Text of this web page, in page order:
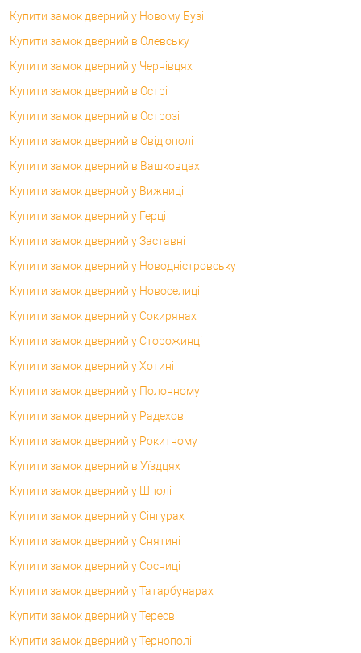
Купити замок дверний у Новому Бузі
Купити замок дверний в Олевську
Купити замок дверний у Чернівцях
Купити замок дверний в Острі
Купити замок дверний в Острозі
Купити замок дверний в Овідіополі
Купити замок дверний в Вашковцах
Купити замок дверной у Вижниці
Купити замок дверний у Герці
Купити замок дверний у Заставні
Купити замок дверний у Новодністровську
Купити замок дверний у Новоселиці
Купити замок дверний у Сокирянах
Купити замок дверний у Сторожинці
Купити замок дверний у Хотині
Купити замок дверний у Полонному
Купити замок дверний у Радехові
Купити замок дверний у Рокитному
Купити замок дверний в Уїздцях
Купити замок дверний у Шполі
Купити замок дверний у Сінгурах
Купити замок дверний у Снятині
Купити замок дверний у Сосниці
Купити замок дверний у Татарбунарах
Купити замок дверний у Тересві
Купити замок дверний у Тернополі